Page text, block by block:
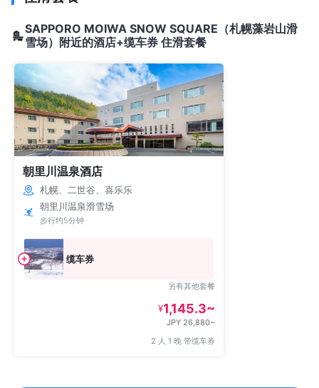
SAPPORO MOIWA SNOW SQUARE（札幌藻岩山滑
雪场）附近的酒店+缆车券 住滑套餐
朝里川温泉酒店
札幌、二世谷、喜乐乐
朝里川温泉滑雪场
步行约5分钟
缆车券
另有其他套餐
¥1,145.3~
JPY 26,880~
2 人 1 晚 带缆车券